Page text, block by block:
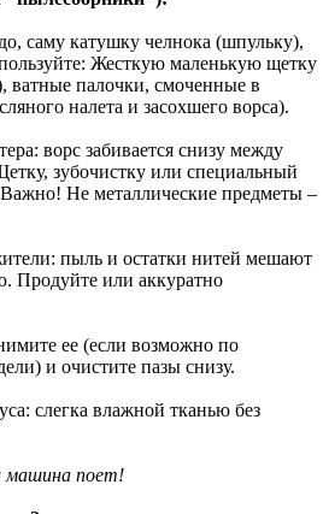
саму катушку челнока (шпульку),
Жесткую маленькую щетку
ватные палочки, смоченные в
налета и засохшего ворса).
ворс забивается снизу между
зубочистку или специальный
Не металлические предметы –
пыль и остатки нитей мешают
Продуйте или аккуратно
ее (если возможно по
и очистите пазы снизу.
слегка влажной тканью без
машина поет!